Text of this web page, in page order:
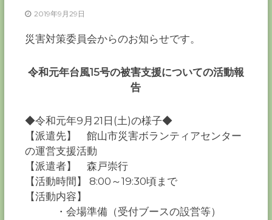
カ
協
－
つ
く
る
千
葉
の
力
－
2019年9月29日
災害対策委員会からのお知らせです。
令和元年台風15号の被害支援についての活動報
告
◆令和元年9月21日(土)の様子◆
【派遣先】 館山市災害ボランティアセンター
の運営支援活動
【派遣者】 森戸崇行
【活動時間】 8:00～19:30頃まで
【活動内容】
・会場準備（受付ブースの設営等）